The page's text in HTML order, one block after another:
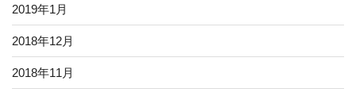
2019年1月
2018年12月
2018年11月